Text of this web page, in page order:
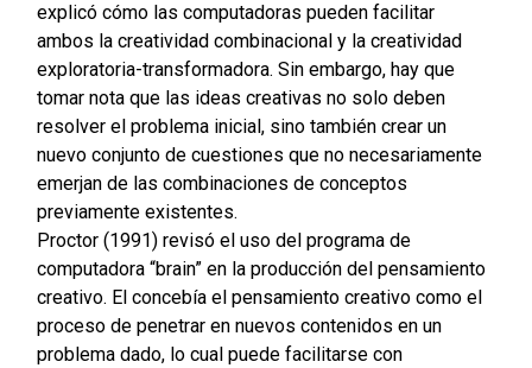
explicó cómo las computadoras pueden facilitar
ambos la creatividad combinacional y la creatividad
exploratoria-transformadora. Sin embargo, hay que
tomar nota que las ideas creativas no solo deben
resolver el problema inicial, sino también crear un
nuevo conjunto de cuestiones que no necesariamente
emerjan de las combinaciones de conceptos
previamente existentes.
Proctor (1991) revisó el uso del programa de
computadora “brain” en la producción del pensamiento
creativo. El concebía el pensamiento creativo como el
proceso de penetrar en nuevos contenidos en un
problema dado, lo cual puede facilitarse con